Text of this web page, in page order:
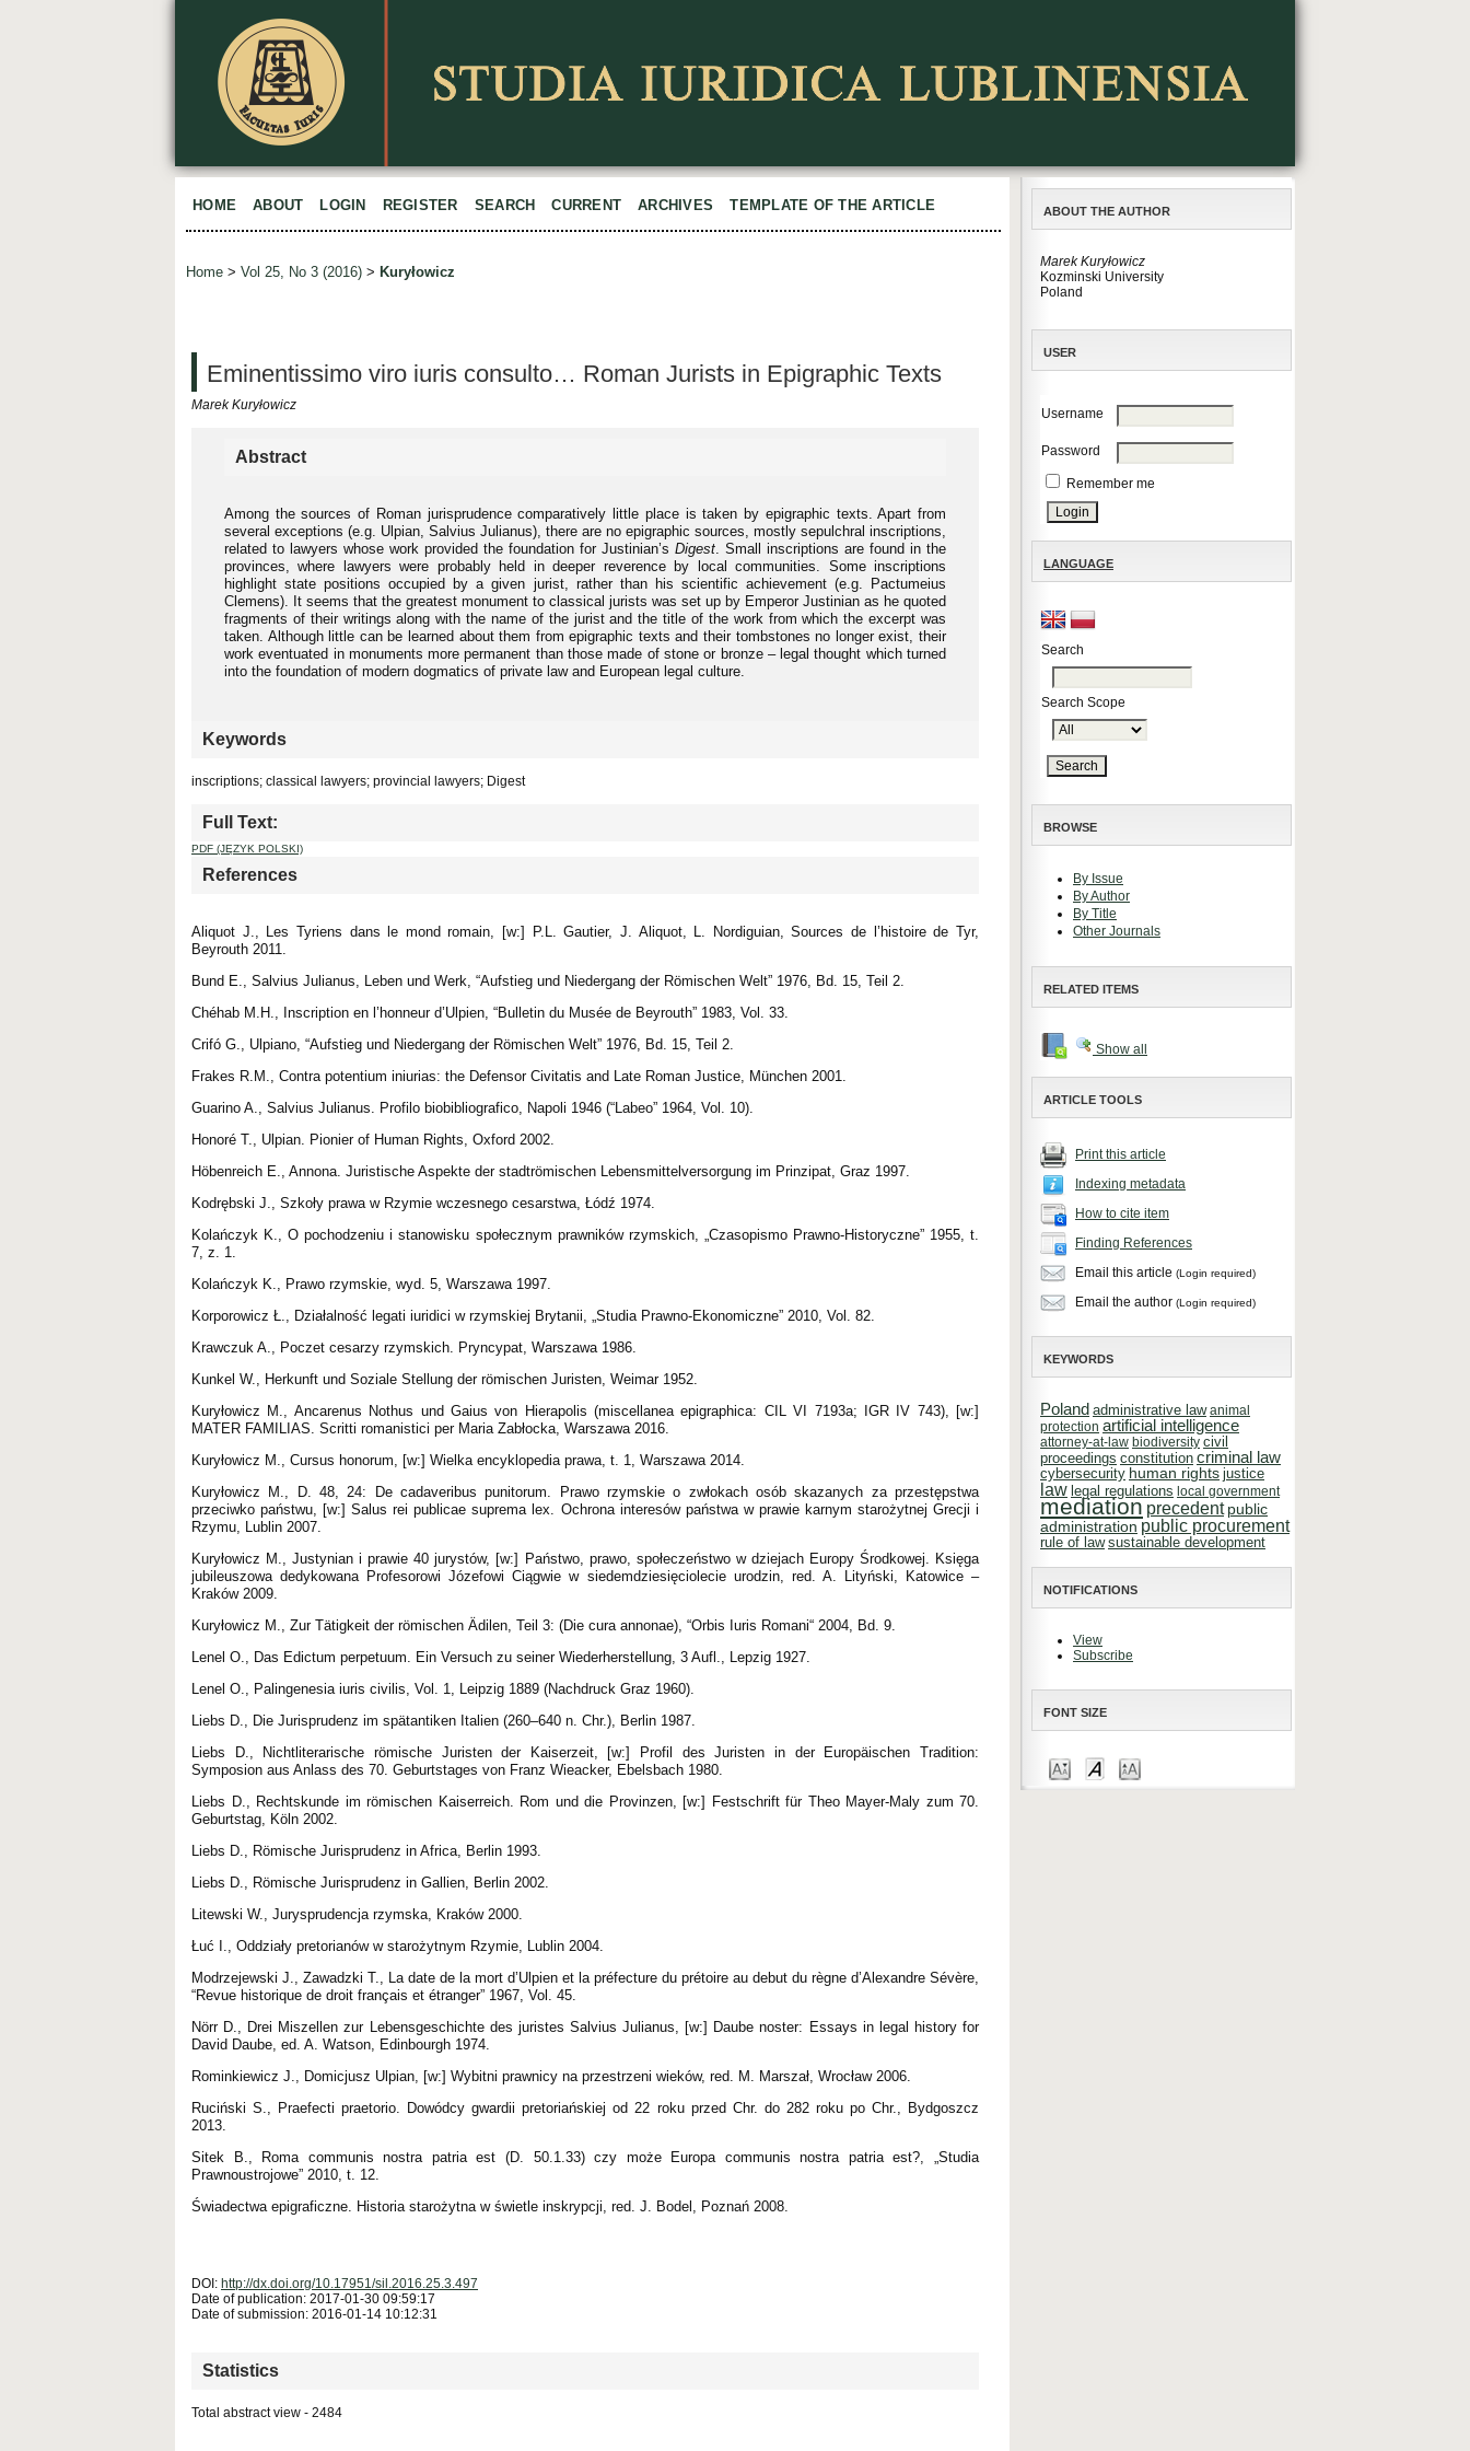
ABOUT THE AUTHOR
Marek Kuryłowicz
Kozminski University
Poland
USER
Username
Password
Remember me
LANGUAGE
Search
Search Scope
BROWSE
By Issue
By Author
By Title
Other Journals
RELATED ITEMS
Show all
ARTICLE TOOLS
Print this article
Indexing metadata
How to cite item
Finding References
Email this article (Login required)
Email the author (Login required)
KEYWORDS
Poland administrative law animal
protection artificial intelligence
attorney-at-law biodiversity civil
proceedings constitution criminal law
cybersecurity human rights justice
law legal regulations local government
mediation precedent public
administration public procurement
rule of law sustainable development
NOTIFICATIONS
View
Subscribe
FONT SIZE
HOME ABOUT LOGIN REGISTER SEARCH CURRENT ARCHIVES TEMPLATE OF THE ARTICLE
Home > Vol 25, No 3 (2016) > Kuryłowicz
Eminentissimo viro iuris consulto… Roman Jurists in Epigraphic Texts
Marek Kuryłowicz
Abstract
Among the sources of Roman jurisprudence comparatively little place is taken by epigraphic texts. Apart from
several exceptions (e.g. Ulpian, Salvius Julianus), there are no epigraphic sources, mostly sepulchral inscriptions,
related to lawyers whose work provided the foundation for Justinian’s Digest . Small inscriptions are found in the
provinces, where lawyers were probably held in deeper reverence by local communities. Some inscriptions
highlight state positions occupied by a given jurist, rather than his scientific achievement (e.g. Pactumeius
Clemens). It seems that the greatest monument to classical jurists was set up by Emperor Justinian as he quoted
fragments of their writings along with the name of the jurist and the title of the work from which the excerpt was
taken. Although little can be learned about them from epigraphic texts and their tombstones no longer exist, their
work eventuated in monuments more permanent than those made of stone or bronze – legal thought which turned
into the foundation of modern dogmatics of private law and European legal culture.
Keywords
inscriptions; classical lawyers; provincial lawyers; Digest
Full Text:
PDF (JĘZYK POLSKI)
References
Aliquot J., Les Tyriens dans le mond romain, [w:] P.L. Gautier, J. Aliquot, L. Nordiguian, Sources de l’histoire de Tyr,
Beyrouth 2011.
Bund E., Salvius Julianus, Leben und Werk, “Aufstieg und Niedergang der Römischen Welt” 1976, Bd. 15, Teil 2.
Chéhab M.H., Inscription en l’honneur d’Ulpien, “Bulletin du Musée de Beyrouth” 1983, Vol. 33.
Crifó G., Ulpiano, “Aufstieg und Niedergang der Römischen Welt” 1976, Bd. 15, Teil 2.
Frakes R.M., Contra potentium iniurias: the Defensor Civitatis and Late Roman Justice, München 2001.
Guarino A., Salvius Julianus. Profilo biobibliografico, Napoli 1946 (“Labeo” 1964, Vol. 10).
Honoré T., Ulpian. Pionier of Human Rights, Oxford 2002.
Höbenreich E., Annona. Juristische Aspekte der stadtrömischen Lebensmittelversorgung im Prinzipat, Graz 1997.
Kodrębski J., Szkoły prawa w Rzymie wczesnego cesarstwa, Łódź 1974.
Kolańczyk K., O pochodzeniu i stanowisku społecznym prawników rzymskich, „Czasopismo Prawno-Historyczne” 1955, t.
7, z. 1.
Kolańczyk K., Prawo rzymskie, wyd. 5, Warszawa 1997.
Korporowicz Ł., Działalność legati iuridici w rzymskiej Brytanii, „Studia Prawno-Ekonomiczne” 2010, Vol. 82.
Krawczuk A., Poczet cesarzy rzymskich. Pryncypat, Warszawa 1986.
Kunkel W., Herkunft und Soziale Stellung der römischen Juristen, Weimar 1952.
Kuryłowicz M., Ancarenus Nothus und Gaius von Hierapolis (miscellanea epigraphica: CIL VI 7193a; IGR IV 743), [w:]
MATER FAMILIAS. Scritti romanistici per Maria Zabłocka, Warszawa 2016.
Kuryłowicz M., Cursus honorum, [w:] Wielka encyklopedia prawa, t. 1, Warszawa 2014.
Kuryłowicz M., D. 48, 24: De cadaveribus punitorum. Prawo rzymskie o zwłokach osób skazanych za przestępstwa
przeciwko państwu, [w:] Salus rei publicae suprema lex. Ochrona interesów państwa w prawie karnym starożytnej Grecji i
Rzymu, Lublin 2007.
Kuryłowicz M., Justynian i prawie 40 jurystów, [w:] Państwo, prawo, społeczeństwo w dziejach Europy Środkowej. Księga
jubileuszowa dedykowana Profesorowi Józefowi Ciągwie w siedemdziesięciolecie urodzin, red. A. Lityński, Katowice –
Kraków 2009.
Kuryłowicz M., Zur Tätigkeit der römischen Ädilen, Teil 3: (Die cura annonae), “Orbis Iuris Romani“ 2004, Bd. 9.
Lenel O., Das Edictum perpetuum. Ein Versuch zu seiner Wiederherstellung, 3 Aufl., Lepzig 1927.
Lenel O., Palingenesia iuris civilis, Vol. 1, Leipzig 1889 (Nachdruck Graz 1960).
Liebs D., Die Jurisprudenz im spätantiken Italien (260–640 n. Chr.), Berlin 1987.
Liebs D., Nichtliterarische römische Juristen der Kaiserzeit, [w:] Profil des Juristen in der Europäischen Tradition:
Symposion aus Anlass des 70. Geburtstages von Franz Wieacker, Ebelsbach 1980.
Liebs D., Rechtskunde im römischen Kaiserreich. Rom und die Provinzen, [w:] Festschrift für Theo Mayer-Maly zum 70.
Geburtstag, Köln 2002.
Liebs D., Römische Jurisprudenz in Africa, Berlin 1993.
Liebs D., Römische Jurisprudenz in Gallien, Berlin 2002.
Litewski W., Jurysprudencja rzymska, Kraków 2000.
Łuć I., Oddziały pretorianów w starożytnym Rzymie, Lublin 2004.
Modrzejewski J., Zawadzki T., La date de la mort d’Ulpien et la préfecture du prétoire au debut du règne d’Alexandre Sévère,
“Revue historique de droit français et étranger” 1967, Vol. 45.
Nörr D., Drei Miszellen zur Lebensgeschichte des juristes Salvius Julianus, [w:] Daube noster: Essays in legal history for
David Daube, ed. A. Watson, Edinbourgh 1974.
Rominkiewicz J., Domicjusz Ulpian, [w:] Wybitni prawnicy na przestrzeni wieków, red. M. Marszał, Wrocław 2006.
Ruciński S., Praefecti praetorio. Dowódcy gwardii pretoriańskiej od 22 roku przed Chr. do 282 roku po Chr., Bydgoszcz
2013.
Sitek B., Roma communis nostra patria est (D. 50.1.33) czy może Europa communis nostra patria est?, „Studia
Prawnoustrojowe” 2010, t. 12.
Świadectwa epigraficzne. Historia starożytna w świetle inskrypcji, red. J. Bodel, Poznań 2008.
DOI: http://dx.doi.org/10.17951/sil.2016.25.3.497
Date of publication: 2017-01-30 09:59:17
Date of submission: 2016-01-14 10:12:31
Statistics
Total abstract view - 2484